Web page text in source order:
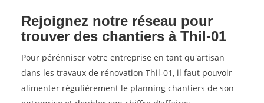
Rejoignez notre réseau pour
trouver des chantiers à Thil-01
Pour pérénniser votre entreprise en tant qu'artisan
dans les travaux de rénovation Thil-01, il faut pouvoir
alimenter régulièrement le planning chantiers de son